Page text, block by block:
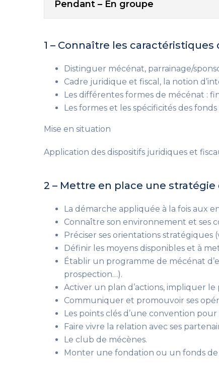
Pendant – En groupe
1 – Connaître les
Distinguer mécénat, parrainage/
Cadre juridique et fiscal, la notion
Les différentes formes de mécénat :
Les formes et les spécificités des
Mise en situation
Application des dispositifs juridiques et
2 – Mettre en place une
La démarche appliquée à la fois aux
Connaître son environnement et ses
Préciser ses orientations stratégiques
Définir les moyens disponibles et à
Établir un programme de mécénat
prospection…).
Activer un plan d’actions, impliquer
Communiquer et promouvoir ses
Les points clés d’une convention
Faire vivre la relation avec ses
Le club de mécènes.
Monter une fondation ou un fonds